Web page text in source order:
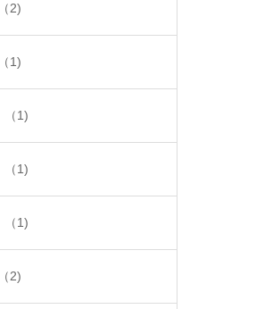
（2)
（1)
（1)
（1)
（1)
（2)